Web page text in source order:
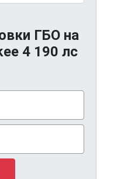
ГБО на
4 190 лс